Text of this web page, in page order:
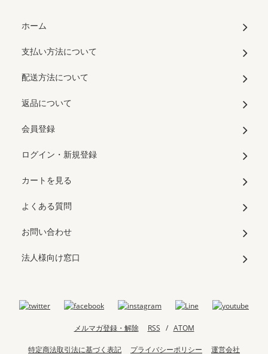
ホーム
支払い方法について
配送方法について
返品について
会員登録
ログイン・新規登録
カートを見る
よくある質問
お問い合わせ
法人様向け窓口
メルマガ登録・解除 RSS / ATOM
特定商法取引法に基づく表記 プライバシーポリシー 運営会社